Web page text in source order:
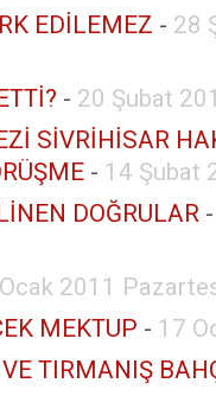
EDİLEMEZ - 28
- 20 Şubat
SİVRİHİSAR
- 14 Şubat
DOĞRULAR
2011
MEKTUP - 17
TIRMANIŞ